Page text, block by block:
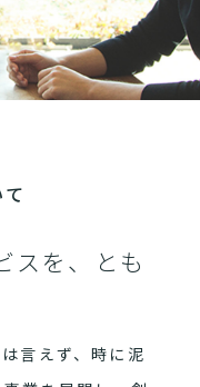
スを、とも
言えず、時に泥